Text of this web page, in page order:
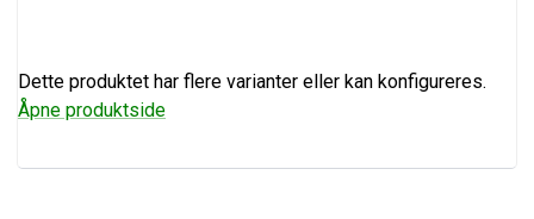
Dette produktet har flere varianter eller kan konfigureres.
Åpne produktside